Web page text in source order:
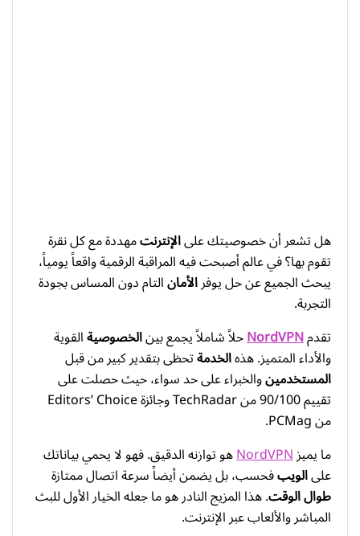
هل تشعر أن خصوصيتك علىالإنترنتمهددة مع كل نقرة
تقوم بها؟ في عالم أصبحت فيه المراقبة الرقمية واقعاً يومياً،
يبحث الجميع عن حل يوفرالأمانالتام دون المساس بجودة
التجربة.
تقدمNordVPNحلاً شاملاً يجمع بينالخصوصيةالقوية
والأداء المتميز. هذهالخدمةتحظى بتقدير كبير من قبل
المستخدمينوالخبراء على حد سواء، حيث حصلت على
تقييم 90/100 من TechRadar وجائزة Editors’ Choice
من PCMag.
ما يميزNordVPNهو توازنه الدقيق. فهو لا يحمي بياناتك
علىالويبفحسب، بل يضمن أيضاً سرعة اتصال ممتازة
طوال الوقت. هذا المزيج النادر هو ما جعله الخيار الأول للبث
المباشر والألعاب عبر الإنترنت.